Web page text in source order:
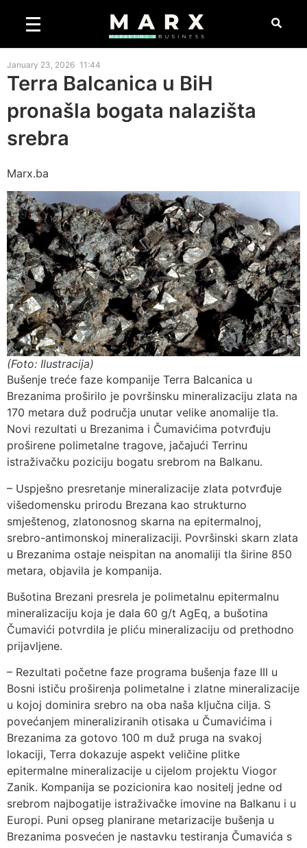
January 23, 2026 11:44
Terra Balcanica u BiH
pronašla bogata nalazišta
srebra
Marx.ba
(Foto: Ilustracija)
Bušenje treće faze kompanije Terra Balcanica u
Brezanima proširilo je površinsku mineralizaciju zlata na
170 metara duž područja unutar velike anomalije tla.
Novi rezultati u Brezanima i Čumavićima potvrđuju
proširene polimetalne tragove, jačajući Terrinu
istraživačku poziciju bogatu srebrom na Balkanu.
– Uspješno presretanje mineralizacije zlata potvrđuje
višedomensku prirodu Brezana kao strukturno
smještenog, zlatonosnog skarna na epitermalnoj,
srebro-antimonskoj mineralizaciji. Površinski skarn zlata
u Brezanima ostaje neispitan na anomaliji tla širine 850
metara, objavila je kompanija.
Bušotina Brezani presrela je polimetalnu epitermalnu
mineralizaciju koja je dala 60 g/t AgEq, a bušotina
Čumavići potvrdila je pliću mineralizaciju od prethodno
prijavljene.
– Rezultati početne faze programa bušenja faze III u
Bosni ističu proširenja polimetalne i zlatne mineralizacije
u kojoj dominira srebro na oba naša ključna cilja. S
povećanjem mineraliziranih otisaka u Čumavićima i
Brezanima za gotovo 100 m duž pruga na svakoj
lokaciji, Terra dokazuje aspekt veličine plitke
epitermalne mineralizacije u cijelom projektu Viogor
Zanik. Kompanija se pozicionira kao nositelj jedne od
srebrom najbogatije istraživačke imovine na Balkanu i u
Europi. Puni opseg planirane metarizacije bušenja u
Brezanima posvećen je nastavku testiranja Čumavića s